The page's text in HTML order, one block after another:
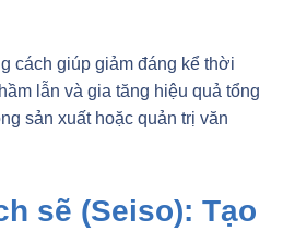
cách giúp giảm đáng kể thời
lẫn và gia tăng hiệu quả tổng
sản xuất hoặc quản trị văn
sẽ (Seiso): Tạo